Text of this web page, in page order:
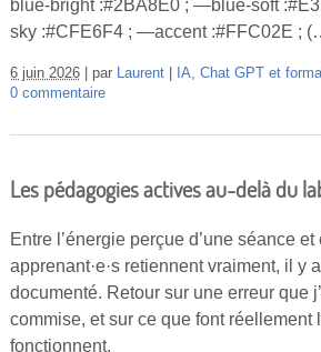
blue-bright :#2BA8E0 ; —blue-soft
sky :#CFE6F4 ; —accent :#FFC02E ;
6 juin 2026 par Laurent IA, Chat GPT et
0 commentaire
Les pédagogies actives au-delà du
Entre l’énergie perçue d’une séance
apprenant·e·s retiennent vraiment, il y
documenté. Retour sur une erreur que
commise, et sur ce que font réellement
fonctionnent.